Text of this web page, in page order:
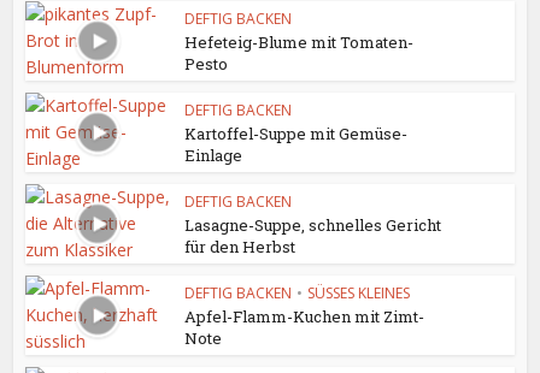
DEFTIG BACKEN
Hefeteig-Blume mit Tomaten-
Pesto
DEFTIG BACKEN
Kartoffel-Suppe mit Gemüse-
Einlage
DEFTIG BACKEN
Lasagne-Suppe, schnelles Gericht
für den Herbst
DEFTIG BACKEN • SÜSSES KLEINES
Apfel-Flamm-Kuchen mit Zimt-
Note